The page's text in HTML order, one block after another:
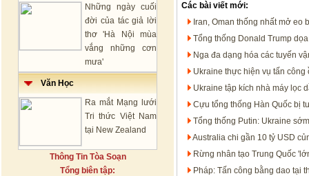
Những ngày cuối
đời của tác giả lời
thơ 'Hà Nội mùa
vắng những cơn
mưa'
Văn Học
Ra mắt Mạng lưới
Tri thức Việt Nam
tại New Zealand
Thông Tin Tòa Soạn
Tổng biên tập:
Các bài viết mới:
Iran, Oman thống nhất mở eo
Tổng thống Donald Trump
Nga đa dạng hóa các tuyến
Ukraine thực hiện vụ tấn công
Ukraine tập kích nhà máy lọc
Cựu tổng thống Hàn Quốc bị
Tổng thống Putin: Ukraine
Australia chi gần 10 tỷ USD
Rừng nhân tạo Trung Quốc
Pháp: Tấn công bằng dao tại